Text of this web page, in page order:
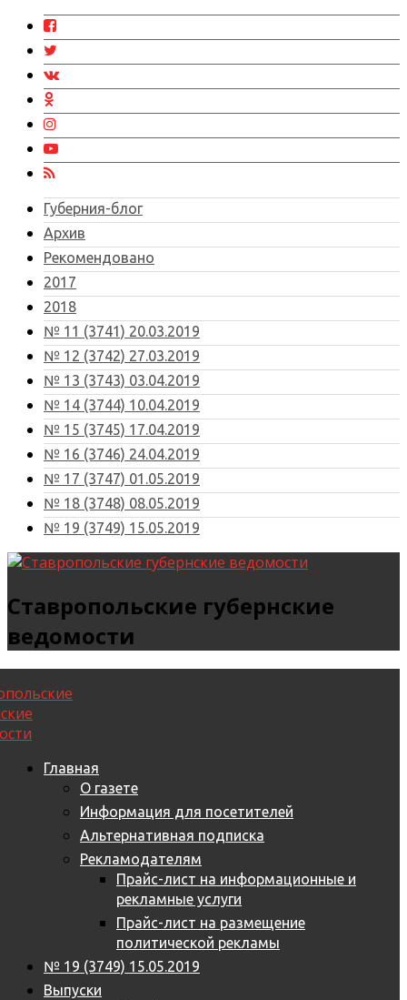
Губерния-блог
Архив
Рекомендовано
2017
2018
№ 11 (3741) 20.03.2019
№ 12 (3742) 27.03.2019
№ 13 (3743) 03.04.2019
№ 14 (3744) 10.04.2019
№ 15 (3745) 17.04.2019
№ 16 (3746) 24.04.2019
№ 17 (3747) 01.05.2019
№ 18 (3748) 08.05.2019
№ 19 (3749) 15.05.2019
Ставропольские губернские
ведомости
Главная
О газете
Информация для посетителей
Альтернативная подписка
Рекламодателям
Прайс-лист на информационные и
рекламные услуги
Прайс-лист на размещение
политической рекламы
№ 19 (3749) 15.05.2019
Выпуски